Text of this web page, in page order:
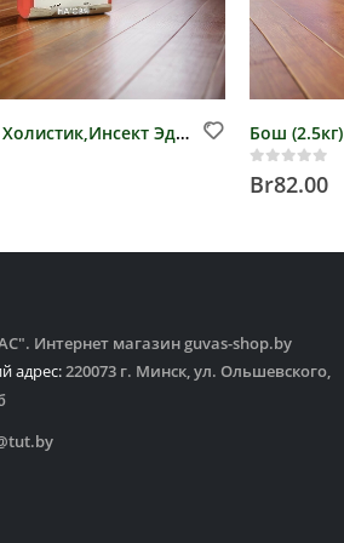
Бош (2,5кг) Холистик,Инсект Эдалт Тапиока с Яблоком, арт. 5894125
0out of 5
Br82.00
Интернет магазин guvas-shop.by
адрес:220073 г. Минск, ул. Ольшевского,